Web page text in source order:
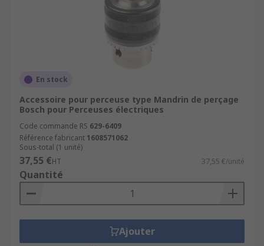
En stock
Accessoire pour perceuse type Mandrin de perçage
Bosch pour Perceuses électriques
Code commande RS 629-6409
Référence fabricant 1608571062
Sous-total (1 unité)
37,55 €HT 37,55 €/unité
Quantité
Ajouter